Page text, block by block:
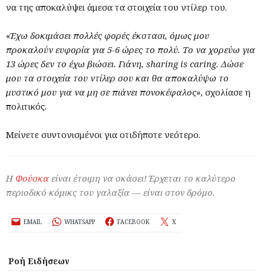
να της αποκαλύψει άμεσα τα στοιχεία του ντίλερ του.
«Έχω δοκιμάσει πολλές φορές έκστασι, όμως μου
προκαλούν ευφορία για 5-6 ώρες το πολύ. Το να χορεύω για
13 ώρες δεν το έχω βιώσει. Γιάνη, sharing is caring. Δώσε
μου τα στοιχεία του ντίλερ σου και θα αποκαλύψω το
μυστικό μου για να μη σε πιάνει πονοκέφαλος», σχολίασε η
πολιτικός.
Μείνετε συντονισμένοι για οτιδήποτε νεότερο.
Η Φούσκα είναι έτοιμη να σκάσει! Έρχεται το καλύτερο
περιοδικό κόμικς του γαλαξία — είναι στον δρόμο.
EMAIL WHATSAPP FACEBOOK X
Ροή Ειδήσεων